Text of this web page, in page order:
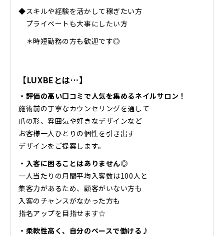
◆スキルや経験を活かして稼ぎたい方
プライベートも大事にしたい方
＊時短勤務の方も歓迎です◎
【LUXBEとは…】
・評価の高い口コミで人気を集めるネイルサロン！
施術前の丁寧なカウンセリングを通して
爪の形、雰囲気や好きなデザインなど
お客様一人ひとりの個性を引き出す
デザインをご提案します。
・入客に困ることはありません◎
一人当たりの月間平均入客数は100人と
集客力があるため、顧客がいない方も
入客のチャンスがなかった方も
指名アップを目指せます☆
・柔軟性高く、自分のペースで働ける♪